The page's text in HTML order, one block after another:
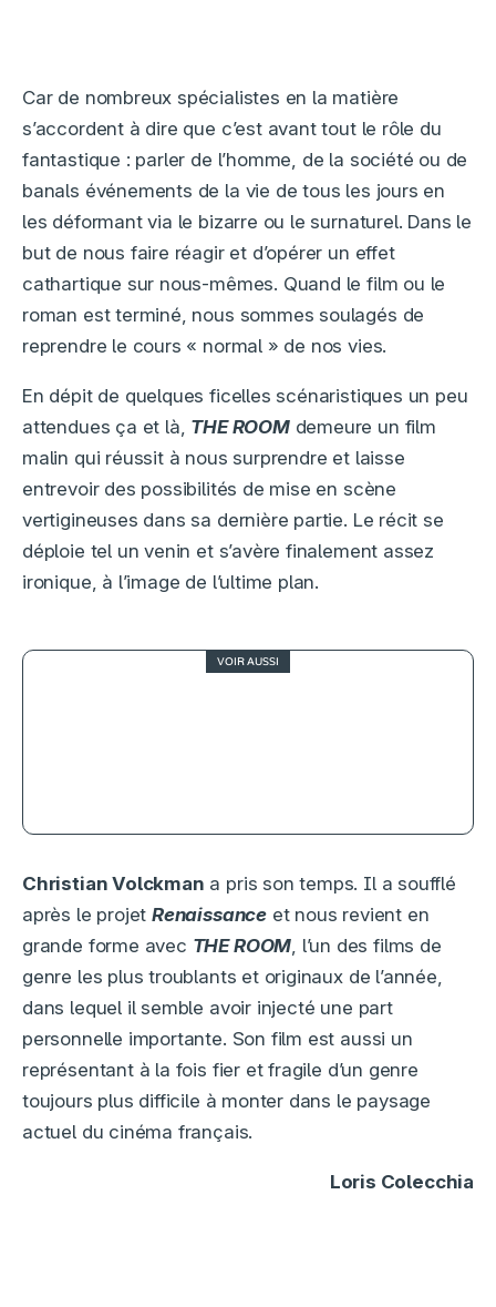
Car de nombreux spécialistes en la matière
s’accordent à dire que c’est avant tout le rôle du
fantastique : parler de l’homme, de la société ou de
banals événements de la vie de tous les jours en
les déformant via le bizarre ou le surnaturel. Dans le
but de nous faire réagir et d’opérer un effet
cathartique sur nous-mêmes. Quand le film ou le
roman est terminé, nous sommes soulagés de
reprendre le cours « normal » de nos vies.
En dépit de quelques ficelles scénaristiques un peu
attendues ça et là, THE ROOMdemeure un film
malin qui réussit à nous surprendre et laisse
entrevoir des possibilités de mise en scène
vertigineuses dans sa dernière partie. Le récit se
déploie tel un venin et s’avère finalement assez
ironique, à l’image de l’ultime plan.
VOIR AUSSI
Christian Volckman a pris son temps. Il a soufflé
après le projetRenaissanceet nous revient en
grande forme avec THE ROOM , l’un des films de
genre les plus troublants et originaux de l’année,
dans lequel il semble avoir injecté une part
personnelle importante. Son film est aussi un
représentant à la fois fier et fragile d’un genre
toujours plus difficile à monter dans le paysage
actuel du cinéma français.
Loris Colecchia